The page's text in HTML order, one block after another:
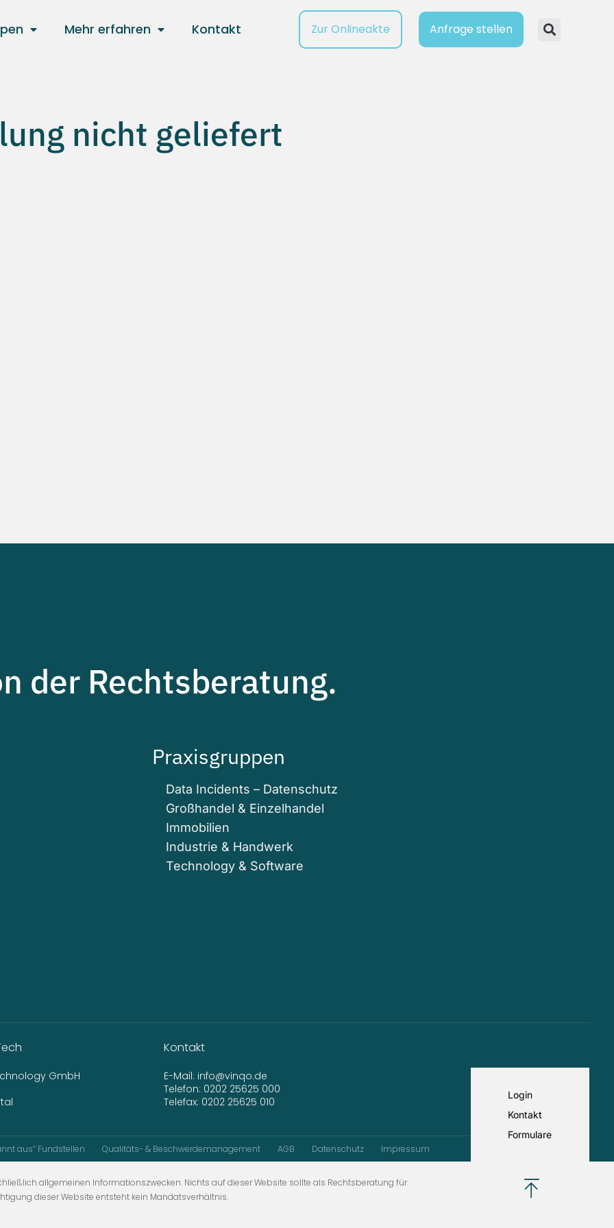
Mehr erfahren Kontakt Zur Onlineakte Anfrage stellen
nicht geliefert
der Rechtsberatung.
Praxisgruppen
Data Incidents – Datenschutz
Großhandel & Einzelhandel
Immobilien
Industrie & Handwerk
Technology & Software
GmbH
Kontakt
E-Mail: info@vinqo.de
Telefon: 0202 25625 000
Telefax: 0202 25625 010
aus“ Fundstellen Qualitäts- & Beschwerdemanagement AGB Datenschutz Impressum
Login
Kontakt
Formulare
allgemeinen Informationszwecken. Nichts auf dieser Website sollte als Rechtsberatung für
dieser Website entsteht kein Mandatsverhältnis.